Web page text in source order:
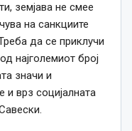
земјава не смее
на санкциите
да се приклучи
најголемиот број
значи и
и врз социјалната